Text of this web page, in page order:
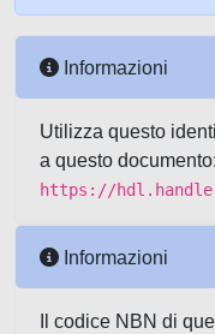
Informazioni
Utilizza questo
a questo documento:
https://
Informazioni
Il codice NBN di